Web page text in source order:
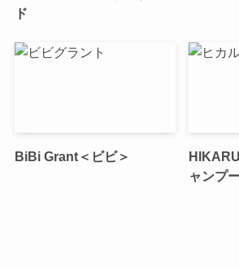
ド
BiBi Grant＜ビビ＞
ャンプ